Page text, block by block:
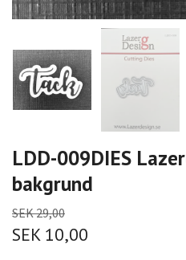
LDD-009DIES
bakgrund
SEK 29,00
SEK 10,00